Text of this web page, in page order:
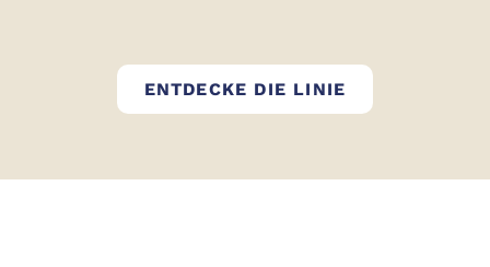
ENTDECKE DIE LINIE